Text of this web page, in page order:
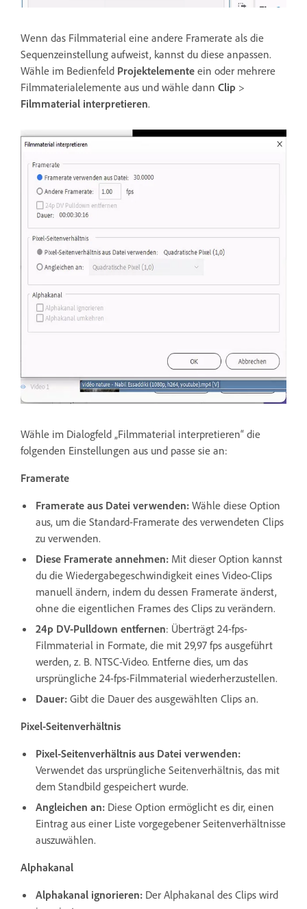
Wenn das Filmmaterial eine andere Framerate als die
Sequenzeinstellung aufweist, kannst du diese anpassen.
Wähle im Bedienfeld Projektelemente ein oder mehrere
Filmmaterialelemente aus und wähle dann Clip >
Filmmaterial interpretieren.
Wähle im Dialogfeld „Filmmaterial interpretieren“ die
folgenden Einstellungen aus und passe sie an:
Framerate
Framerate aus Datei verwenden: Wähle diese Option
aus, um die Standard-Framerate des verwendeten Clips
zu verwenden.
Diese Framerate annehmen: Mit dieser Option kannst
du die Wiedergabegeschwindigkeit eines Video-Clips
manuell ändern, indem du dessen Framerate änderst,
ohne die eigentlichen Frames des Clips zu verändern.
24p DV-Pulldown entfernen: Überträgt 24-fps-
Filmmaterial in Formate, die mit 29,97 fps ausgeführt
werden, z. B. NTSC-Video. Entferne dies, um das
ursprüngliche 24-fps-Filmmaterial wiederherzustellen.
Dauer: Gibt die Dauer des ausgewählten Clips an.
Pixel-Seitenverhältnis
Pixel-Seitenverhältnis aus Datei verwenden:
Verwendet das ursprüngliche Seitenverhältnis, das mit
dem Standbild gespeichert wurde.
Angleichen an: Diese Option ermöglicht es dir, einen
Eintrag aus einer Liste vorgegebener Seitenverhältnisse
auszuwählen.
Alphakanal
Alphakanal ignorieren: Der Alphakanal des Clips wird